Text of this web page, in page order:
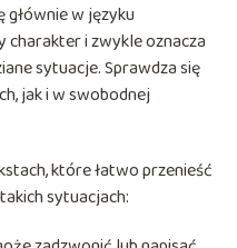
głównie w języku
i zwykle oznacza
sytuacje. Sprawdza się
jak i w swobodnej
które łatwo przenieść
sytuacjach: